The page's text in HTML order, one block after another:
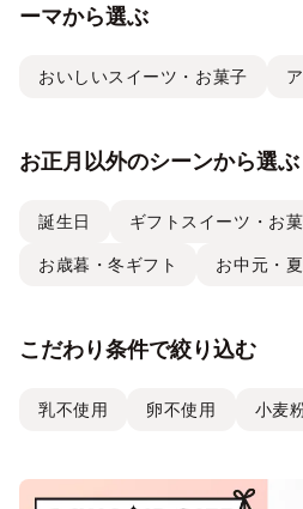
ーマから選ぶ
おいしいスイーツ・お菓子
お正月以外のシーンから選ぶ
誕生日 ギフトスイーツ・お
お歳暮・冬ギフト お中元・
こだわり条件で絞り込む
乳不使用 卵不使用 小麦